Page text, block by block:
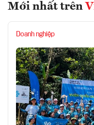
Mới nhất trên
Doanh nghiệp